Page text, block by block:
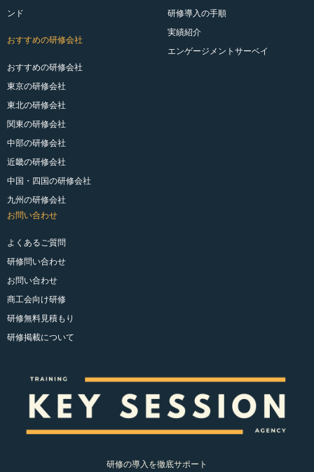
ンド
おすすめの研修会社
おすすめの研修会社
東京の研修会社
東北の研修会社
関東の研修会社
中部の研修会社
近畿の研修会社
中国・四国の研修会社
九州の研修会社
研修導入の手順
実績紹介
エンゲージメントサーベイ
お問い合わせ
よくあるご質問
研修問い合わせ
お問い合わせ
商工会向け研修
研修無料見積もり
研修掲載について
研修の導入を徹底サポート